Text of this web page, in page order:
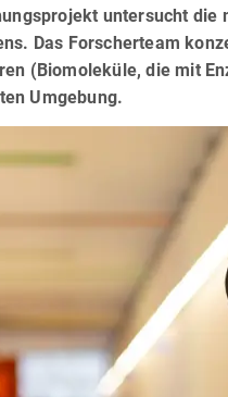
untersucht die
Das Forscherteam
(Biomoleküle, die mit
Umgebung.